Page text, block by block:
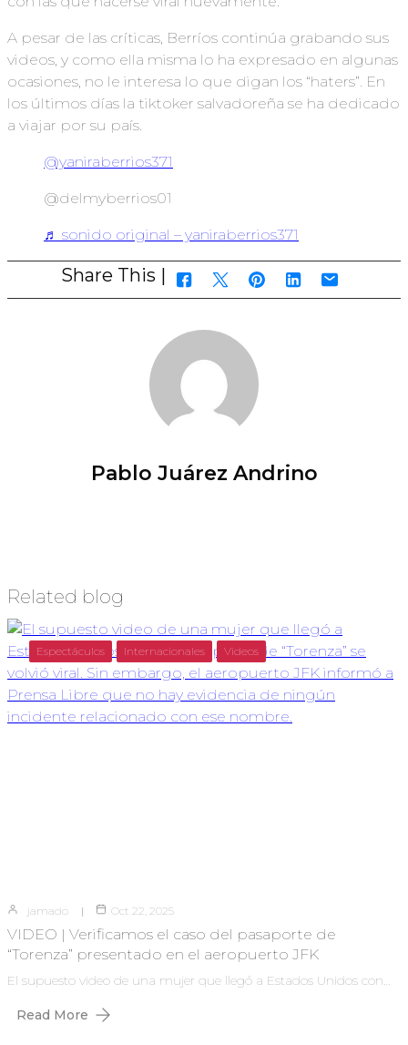
A pesar de las críticas, Berríos continúa grabando sus
videos, y como ella misma lo ha expresado en algunas
ocasiones, no le interesa lo que digan los “haters”. En
los últimos días la tiktoker salvadoreña se ha dedicado
a viajar por su país.
@yaniraberrios371
@delmyberrios01
♬ sonido original – yaniraberrios371
Share This |
Pablo Juárez Andrino
Related blog
Espectáculos Internacionales Videos
jamado Oct 22, 2025
VIDEO | Verificamos el caso del pasaporte de
“Torenza” presentado en el aeropuerto JFK
El supuesto video de una mujer que llegó a Estados Unidos con…
Read More